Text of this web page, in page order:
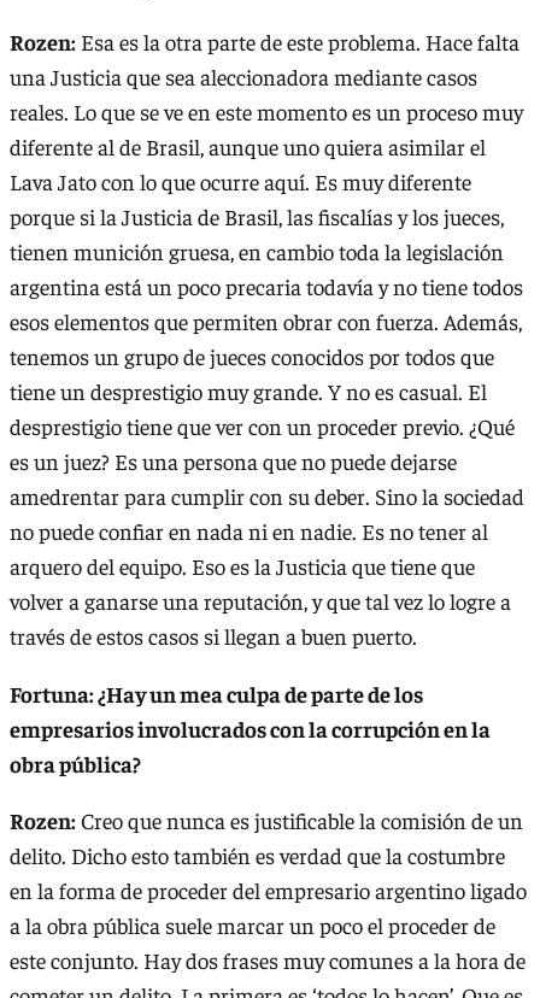
Rozen: Esa es la otra parte de este problema. Hace falta
una Justicia que sea aleccionadora mediante casos
reales. Lo que se ve en este momento es un proceso muy
diferente al de Brasil, aunque uno quiera asimilar el
Lava Jato con lo que ocurre aquí. Es muy diferente
porque si la Justicia de Brasil, las fiscalías y los jueces,
tienen munición gruesa, en cambio toda la legislación
argentina está un poco precaria todavía y no tiene todos
esos elementos que permiten obrar con fuerza. Además,
tenemos un grupo de jueces conocidos por todos que
tiene un desprestigio muy grande. Y no es casual. El
desprestigio tiene que ver con un proceder previo. ¿Qué
es un juez? Es una persona que no puede dejarse
amedrentar para cumplir con su deber. Sino la sociedad
no puede confiar en nada ni en nadie. Es no tener al
arquero del equipo. Eso es la Justicia que tiene que
volver a ganarse una reputación, y que tal vez lo logre a
través de estos casos si llegan a buen puerto.
Fortuna: ¿Hay un mea culpa de parte de los
empresarios involucrados con la corrupción en la
obra pública?
Rozen:Creo que nunca es justificable la comisión de un
delito. Dicho esto también es verdad que la costumbre
en la forma de proceder del empresario argentino ligado
a la obra pública suele marcar un poco el proceder de
este conjunto. Hay dos frases muy comunes a la hora de